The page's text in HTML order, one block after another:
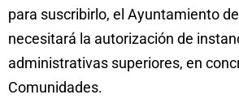
para suscribirlo, el Ayuntamiento
necesitará la autorización de
administrativas superiores, en
Comunidades.